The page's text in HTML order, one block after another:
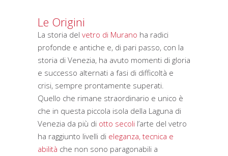
Le Origini
La storia del vetro di Murano ha radici
profonde e antiche e, di pari passo, con la
storia di Venezia, ha avuto momenti di gloria
e successo alternati a fasi di difficoltà e
crisi, sempre prontamente superati.
Quello che rimane straordinario e unico è
che in questa piccola isola della Laguna di
Venezia da più di otto secoli l’arte del vetro
ha raggiunto livelli di eleganza, tecnica e
abilità che non sono paragonabili a